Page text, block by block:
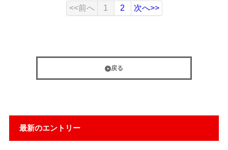
最新のエントリー
<<前へ 1 2 次へ>>
戻る